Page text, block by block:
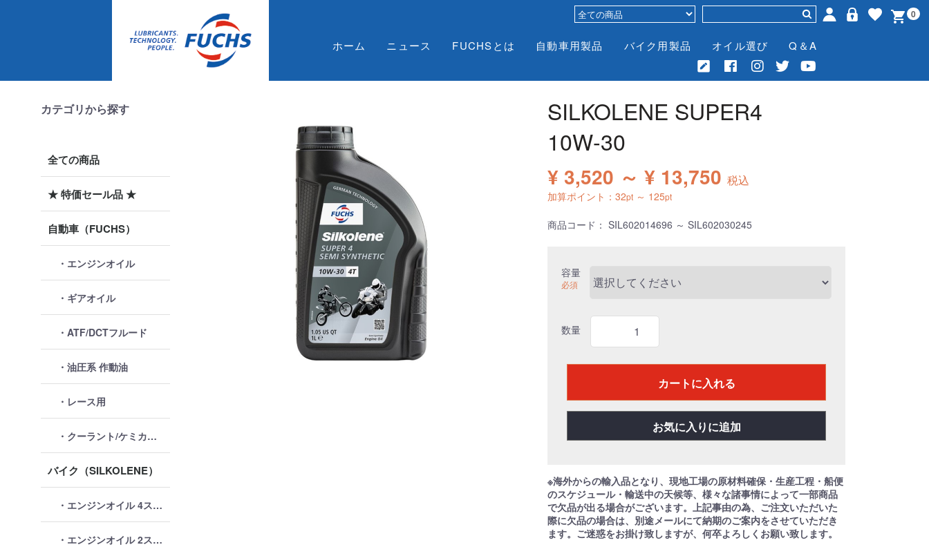
0
ホーム ニュース FUCHSとは 自動車用製品 バイク用製品 オイル選び Q＆A
カテゴリから探す
全ての商品
★ 特価セール品 ★
自動車（FUCHS）
・エンジンオイル
・ギアオイル
・ATF/DCTフルード
・油圧系 作動油
・レース用
・クーラント/ケミカル類
バイク（SILKOLENE）
・エンジンオイル 4ストローク
・エンジンオイル 2ストローク
SILKOLENE SUPER4
10W-30
¥ 3,520 ～ ¥ 13,750 税込
加算ポイント： 32pt～ 125pt
商品コード： SIL602014696 ～ SIL602030245
容量
必須
数量
カートに入れる
お気に入りに追加
※海外からの輸入品となり、現地工場の原材料確保・生産工程・船便
のスケジュール・輸送中の天候等、様々な諸事情によって一部商品
で欠品が出る場合がございます。上記事由の為、ご注文いただいた
際に欠品の場合は、別途メールにて納期のご案内をさせていただき
ます。ご迷惑をお掛け致しますが、何卒よろしくお願い致します。